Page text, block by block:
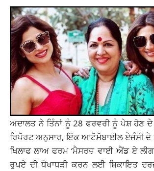
ਅਦਾਲਤ ਨੇ ਤਿੰਨਾਂ ਨੂੰ 28 ਫਰਵਰੀ ਨੂੰ ਪੇਸ਼ ਹੋਣ
ਰਿਪੋਰਟ ਅਨੁਸਾਰ, ਇੱਕ ਆਟੋਮੋਬਾਈਲ ਏਜੰਸੀ ਦੇ
ਖਿਲਾਫ ਲਾਅ ਫਰਮ ‘ਮੈਸਰਜ਼ ਵਾਈ ਐਂਡ ਏ
ਰੁਪਏ ਦੀ ਧੋਖਾਧੜੀ ਕਰਨ ਲਈ ਸ਼ਿਕਾਇਤ